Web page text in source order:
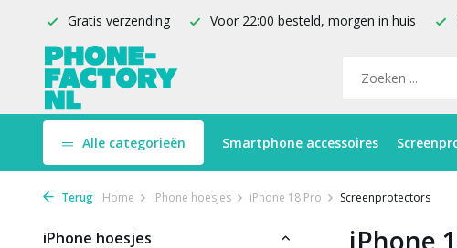
Gratis verzending Voor 22:00 besteld, morgen in huis
Alle categorieën Smartphone accessoires
Terug Home iPhone hoesjes iPhone 18 Pro Screenprotectors
iPhone hoesjes iPhone